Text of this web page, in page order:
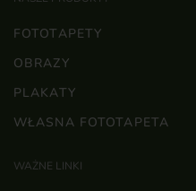
FOTOTAPETY
OBRAZY
PLAKATY
WŁASNA FOTOTAPETA
WAŻNE LINKI